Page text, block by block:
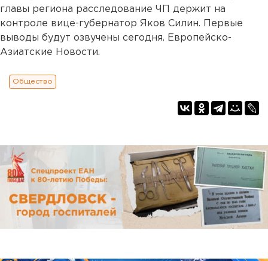
главы региона расследование ЧП держит на
контроле вице-губернатор Яков Силин. Первые
выводы будут озвучены сегодня. Европейско-
Азиатские Новости.
Общество